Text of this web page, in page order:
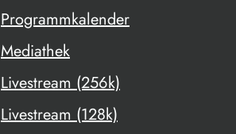
Programmkalender
Mediathek
Livestream (256k)
Livestream (128k)